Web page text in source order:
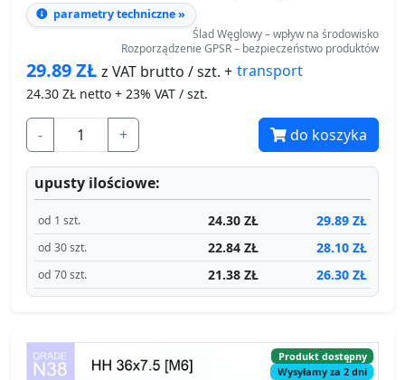
parametry techniczne »
Ślad Węglowy – wpływ na środowisko
Rozporządzenie GPSR – bezpieczeństwo produktów
29.89ZŁ z VAT brutto / szt. + transport
24.30 ZŁ netto + 23% VAT / szt.
- + do koszyka
upusty ilościowe:
od 1 szt. 24.30 ZŁ 29.89 ZŁ
od 30 szt. 22.84 ZŁ 28.10 ZŁ
od 70 szt. 21.38 ZŁ 26.30 ZŁ
Produkt dostępny
Wysyłamy za 2 dni